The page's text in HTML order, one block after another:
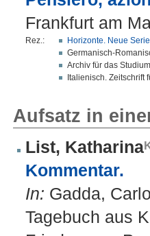
Frankfurt am
Rez.:
Horizonte. Neue
Germanisch-
Archiv für das
Italienisch. Zeitschrift
Aufsatz in
List, Katharina
Kommentar.
In: Gadda,
Tagebuch aus